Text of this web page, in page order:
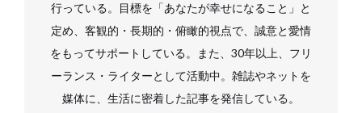
行っている。目標を「あなたが幸せになること」と
定め、客観的・長期的・俯瞰的視点で、誠意と愛情
をもってサポートしている。また、30年以上、フリ
ーランス・ライターとして活動中。雑誌やネットを
媒体に、生活に密着した記事を発信している。